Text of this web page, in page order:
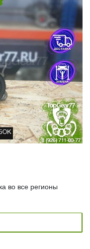
во все регионы